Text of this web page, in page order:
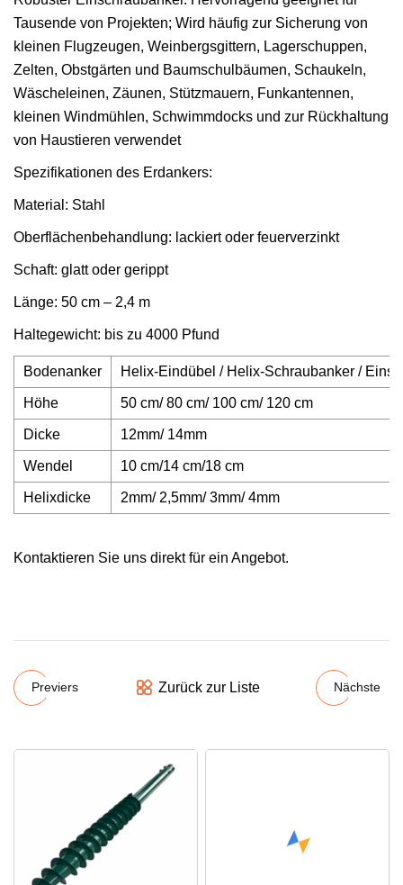
Tausende von Projekten; Wird häufig zur Sicherung von
kleinen Flugzeugen, Weinbergsgittern, Lagerschuppen,
Zelten, Obstgärten und Baumschulbäumen, Schaukeln,
Wäscheleinen, Zäunen, Stützmauern, Funkantennen,
kleinen Windmühlen, Schwimmdocks und zur Rückhaltung
von Haustieren verwendet
Spezifikationen des Erdankers:
Material: Stahl
Oberflächenbehandlung: lackiert oder feuerverzinkt
Schaft: glatt oder gerippt
Länge: 50 cm – 2,4 m
Haltegewicht: bis zu 4000 Pfund
Bodenanker Helix-Eindübel / Helix-Schraubanker /
Höhe 50 cm/ 80 cm/ 100 cm/ 120 cm
Dicke 12mm/ 14mm
Wendel 10 cm/14 cm/18 cm
Helixdicke 2mm/ 2,5mm/ 3mm/ 4mm
Kontaktieren Sie uns direkt für ein Angebot.
Previers Zurück zur Liste Nächste